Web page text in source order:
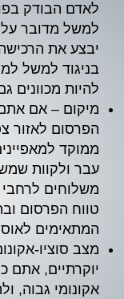
לאדם הבודק
למשל מדובר
יבצע את
בניגוד למשל
להיות מכוונים
מיקום – אם
הפרסום לאזור
ממוקד
עבר ולקוות
משלוחים
טווח הפרסום
המתאימים
מצב סוציו-
יוקרתיים, אתם
אקונומי גבוה,